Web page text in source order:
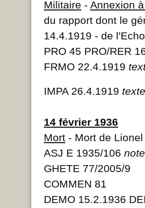
Militaire - Annexion
du rapport dont le
14.4.1919 - de
PRO 45 PRO/RER
FRMO 22.4.1919
IMPA 26.4.1919 texte
14 février 1936
Mort - Mort de
ASJ E 1935/106
GHETE 77/2005/9
COMMEN 81
DEMO 15.2.1936